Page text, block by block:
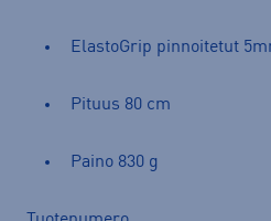
ElastoGrip pinnoitetut
Pituus 80 cm
Paino 830 g